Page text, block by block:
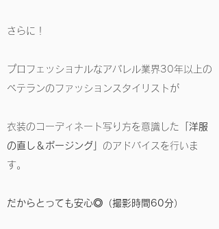
さらに！
プロフェッショナルなアパレル業界30年以上の
ベテランのファッションスタイリストが
衣装のコーディネート写り方を意識した 「洋服
の直し＆ポージング」 のアドバイスを行いま
す。
だからとっても安心◎（撮影時間60分）